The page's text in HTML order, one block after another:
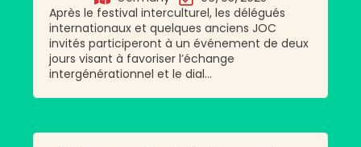
Après le festival interculturel, les délégués
internationaux et quelques anciens JOC
invités participeront à un événement de deux
jours visant à favoriser l’échange
intergénérationnel et le dial...